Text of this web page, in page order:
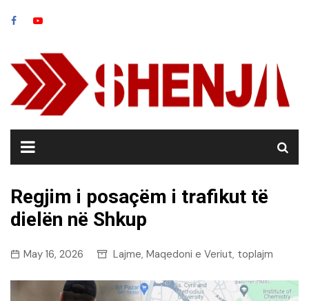
Regjim i posaçëm i trafikut të
dielën në Shkup
May 16, 2026 Lajme, Maqedoni e Veriut, toplajm